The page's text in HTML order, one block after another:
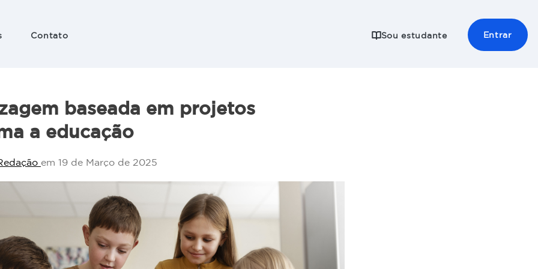
Contato Sou estudante Entrar
baseada em projetos
a educação
em 19 de Março de 2025